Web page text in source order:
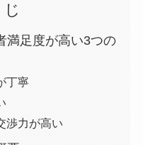
じ
満足度が高い3つの
丁寧
渉力が高い